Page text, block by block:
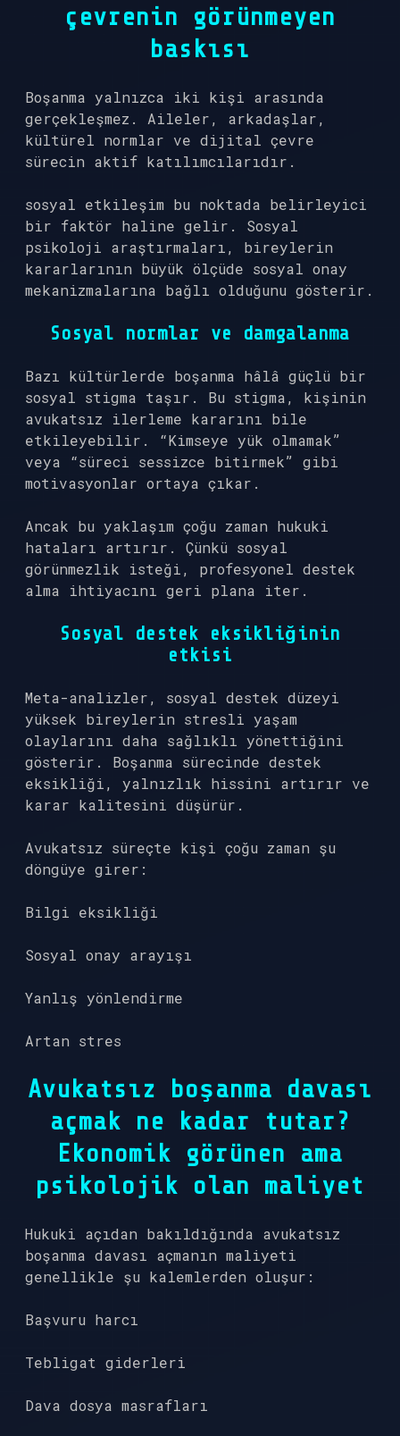
çevrenin görünmeyen
baskısı
Boşanma yalnızca iki kişi arasında
gerçekleşmez. Aileler, arkadaşlar,
kültürel normlar ve dijital çevre
sürecin aktif katılımcılarıdır.
sosyal etkileşim bu noktada belirleyici
bir faktör haline gelir. Sosyal
psikoloji araştırmaları, bireylerin
kararlarının büyük ölçüde sosyal onay
mekanizmalarına bağlı olduğunu gösterir.
Sosyal normlar ve damgalanma
Bazı kültürlerde boşanma hâlâ güçlü bir
sosyal stigma taşır. Bu stigma, kişinin
avukatsız ilerleme kararını bile
etkileyebilir. “Kimseye yük olmamak”
veya “süreci sessizce bitirmek” gibi
motivasyonlar ortaya çıkar.
Ancak bu yaklaşım çoğu zaman hukuki
hataları artırır. Çünkü sosyal
görünmezlik isteği, profesyonel destek
alma ihtiyacını geri plana iter.
Sosyal destek eksikliğinin
etkisi
Meta-analizler, sosyal destek düzeyi
yüksek bireylerin stresli yaşam
olaylarını daha sağlıklı yönettiğini
gösterir. Boşanma sürecinde destek
eksikliği, yalnızlık hissini artırır ve
karar kalitesini düşürür.
Avukatsız süreçte kişi çoğu zaman şu
döngüye girer:
Bilgi eksikliği
Sosyal onay arayışı
Yanlış yönlendirme
Artan stres
Avukatsız boşanma davası
açmak ne kadar tutar?
Ekonomik görünen ama
psikolojik olan maliyet
Hukuki açıdan bakıldığında avukatsız
boşanma davası açmanın maliyeti
genellikle şu kalemlerden oluşur:
Başvuru harcı
Tebligat giderleri
Dava dosya masrafları